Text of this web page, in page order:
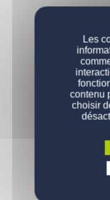
Nos
Nos
Pourquoi
Prix
La qualité
Qui
Demande
VOUS
Les
contenu
choisir